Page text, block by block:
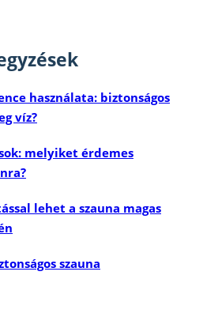
használata: biztonságos
víz?
melyiket érdemes
lehet a szauna magas
szauna